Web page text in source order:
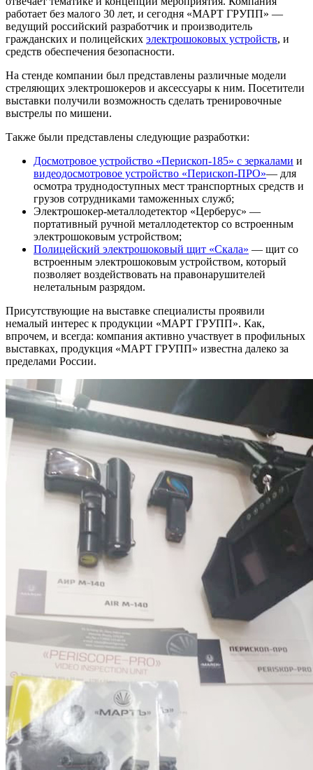
работает без малого 30 лет, и сегодня «МАРТ ГРУПП» —
ведущий российский разработчик и производитель
гражданских и полицейских электрошоковых устройств, и
средств обеспечения безопасности.
На стенде компании был представлены различные модели
стреляющих электрошокеров и аксессуары к ним. Посетители
выставки получили возможность сделать тренировочные
выстрелы по мишени.
Также были представлены следующие разработки:
Досмотровое устройство «Перископ-185» с зеркалами и
видеодосмотровое устройство «Перископ-ПРО»— для
осмотра труднодоступных мест транспортных средств и
грузов сотрудниками таможенных служб;
Электрошокер-металлодетектор «Церберус» —
портативный ручной металлодетектор со встроенным
электрошоковым устройством;
Полицейский электрошоковый щит «Скала» — щит со
встроенным электрошоковым устройством, который
позволяет воздействовать на правонарушителей
нелетальным разрядом.
Присутствующие на выставке специалисты проявили
немалый интерес к продукции «МАРТ ГРУПП». Как,
впрочем, и всегда: компания активно участвует в профильных
выставках, продукция «МАРТ ГРУПП» известна далеко за
пределами России.